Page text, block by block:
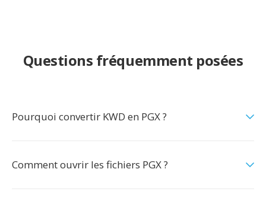
Questions fréquemment posées
Pourquoi convertir KWD en PGX ?
Comment ouvrir les fichiers PGX ?